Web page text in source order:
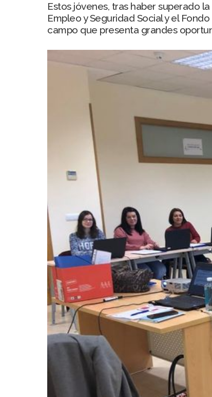
Estos jóvenes, tras haber superado
Empleo y Seguridad Social y el
campo que presenta grandes